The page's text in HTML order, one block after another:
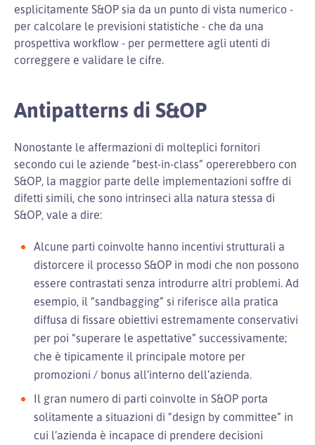
esplicitamente S&OP sia da un punto di vista numerico -
per calcolare le previsioni statistiche - che da una
prospettiva workflow - per permettere agli utenti di
correggere e validare le cifre.
Antipatterns di S&OP
Nonostante le affermazioni di molteplici fornitori
secondo cui le aziende “best-in-class” opererebbero con
S&OP, la maggior parte delle implementazioni soffre di
difetti simili, che sono intrinseci alla natura stessa di
S&OP, vale a dire:
Alcune parti coinvolte hanno incentivi strutturali a
distorcere il processo S&OP in modi che non possono
essere contrastati senza introdurre altri problemi. Ad
esempio, il “sandbagging” si riferisce alla pratica
diffusa di fissare obiettivi estremamente conservativi
per poi “superare le aspettative” successivamente;
che è tipicamente il principale motore per
promozioni / bonus all’interno dell’azienda.
Il gran numero di parti coinvolte in S&OP porta
solitamente a situazioni di “design by committee” in
cui l’azienda è incapace di prendere decisioni